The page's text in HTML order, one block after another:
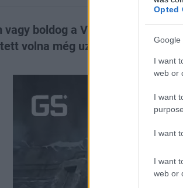
Opted
Google
I want
web or
I want
I want
I want
web or
vagy boldog a VHS lejátszó
volna még uzsidoboz,